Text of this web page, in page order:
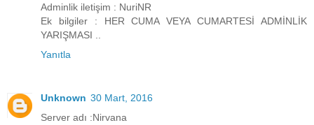
Adminlik iletişim : NuriNR
Ek bilgiler : HER CUMA VEYA CUMARTESİ ADMİNLİK
YARIŞMASI ..
Yanıtla
Unknown 30 Mart, 2016
Server adı :Nirvana